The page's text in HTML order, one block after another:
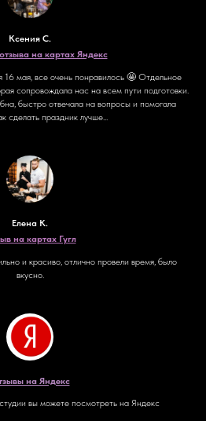
Ксения С.
на картах Яндекс
мая, все очень понравилось 🤩 Отдельное
сопровождала нас на всем пути подготовки.
быстро отвечала на вопросы и помогала
сделать праздник лучше...
Елена К.
на картах Гугл
и красиво, отлично провели время, было
вкусно.
на Яндекс
вы можете посмотреть на Яндекс